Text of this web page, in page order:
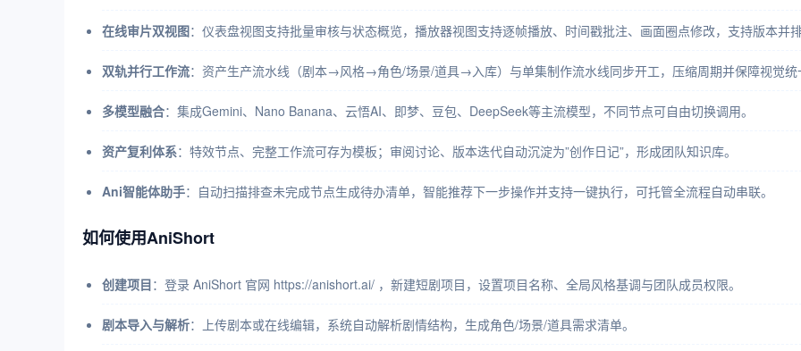
在线审片双视图：仪表盘视图支持批量审核与状态概览，播放器视图支持逐帧播放、时间戳批注、画面圈点修改，支持版本并
双轨并行工作流：资产生产流水线（剧本→风格→角色/场景/道具→入库）与单集制作流水线同步开工，压缩周期并保障视觉统
多模型融合：集成Gemini、Nano Banana、云悟AI、即梦、豆包、DeepSeek等主流模型，不同节点可自由切换调用。
资产复利体系：特效节点、完整工作流可存为模板；审阅讨论、版本迭代自动沉淀为”创作日记”，形成团队知识库。
Ani智能体助手：自动扫描排查未完成节点生成待办清单，智能推荐下一步操作并支持一键执行，可托管全流程自动串联。
如何使用AniShort
创建项目：登录 AniShort 官网 https://anishort.ai/ ，新建短剧项目，设置项目名称、全局风格基调与团队成员权限。
剧本导入与解析：上传剧本或在线编辑，系统自动解析剧情结构，生成角色/场景/道具需求清单。